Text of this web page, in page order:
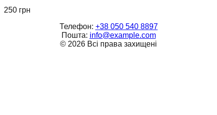
250 грн
Телефон: +38 050 540 8897
Пошта: info@example.com
© 2026 Всі права захищені